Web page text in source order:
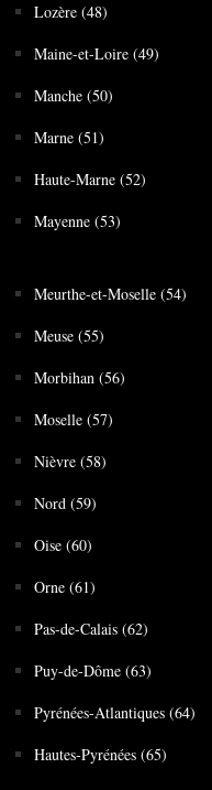
Lozère (48)
Maine-et-Loire (49)
Manche (50)
Marne (51)
Haute-Marne (52)
Mayenne (53)
Meurthe-et-Moselle (54)
Meuse (55)
Morbihan (56)
Moselle (57)
Nièvre (58)
Nord (59)
Oise (60)
Orne (61)
Pas-de-Calais (62)
Puy-de-Dôme (63)
Pyrénées-Atlantiques (64)
Hautes-Pyrénées (65)